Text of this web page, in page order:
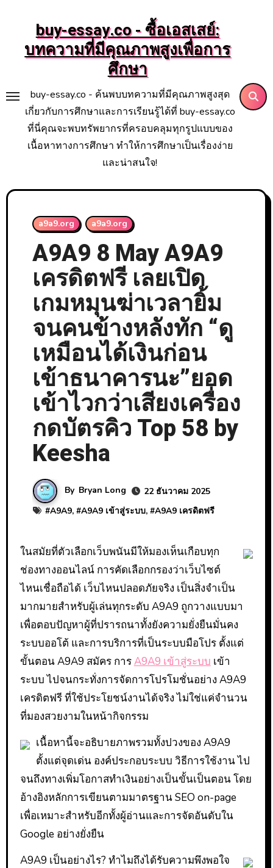
content buy-essay.co - ซื้อเอสเสย์:
บทความที่มีคุณภาพสูงเพื่อการ
ศึกษา
buy-essay.co - ค้นพบบทความที่มีคุณภาพสูงสุด
เกี่ยวกับการศึกษาและการเรียนรู้ได้ที่ buy-essay.co
ที่นี่คุณจะพบทรัพยากรที่ครอบคลุมทุกรูปแบบของ
เนื้อหาทางการศึกษา ทำให้การศึกษาเป็นเรื่องง่าย
และน่าสนใจ!
a9a9.org a9a9.org
A9A9 8 May A9A9
เครดิตฟรี เลยเปิด
เกมหมุนฆ่าเวลายิ้ม
จนคนข้างหลังทัก “ดู
เหมือนได้เงินก่อน
เข้าธนาคารนะ”ยอด
เข้าไวกว่าเสียงเครื่อง
กดบัตรคิว Top 58 by
Keesha
By Bryan Long
22 ธันวาคม 2025
#A9A9, #A9A9 เข้าสู่ระบบ, #A9A9 เครดิตฟรี
ในสมัยที่ตัวเลือกเว็บพนันมีให้มองเห็นเกือบทุก
ช่องทางออนไลน์ การคัดเลือกกรองว่าเว็บไซต์
ไหนเชื่อถือได้ เว็บไหนปลอดภัยจริง เป็นสิ่งจำเป็น
มากมายสำหรับผู้เล่นทุกระดับ A9A9 ถูกวางแบบมา
เพื่อตอบปัญหาผู้ที่ปรารถนาทั้งยังความยั่งยืนมั่นคง
ระบบออโต้ และการบริการที่เป็นระบบมือโปร ตั้งแต่
ขั้นตอน A9A9 สมัคร การA9A9 เข้าสู่ระบบ เข้า
ระบบ ไปจนกระทั่งการจัดการโปรโมชั่นอย่าง A9A9
เครดิตฟรี ที่ใช้ประโยชน์งานได้จริง ไม่ใช่แค่จำนวน
ที่มองสวยงามในหน้ากิจกรรม
เนื้อหานี้จะอธิบายภาพรวมทั้งปวงของ A9A9
ตั้งแต่จุดเด่น องค์ประกอบระบบ วิธีการใช้งาน ไป
จนถึงทางเพิ่มโอกาสทำเงินอย่างเป็นขั้นเป็นตอน โดย
อ้างอิงหลักการเขียนตามมาตรฐาน SEO on-page
เพื่อเหมาะสำหรับอีกทั้งผู้อ่านและการจัดอันดับใน
Google อย่างยั่งยืน
A9A9 เป็นอย่างไร? ทำไมถึงได้รับความพึงพอใจ